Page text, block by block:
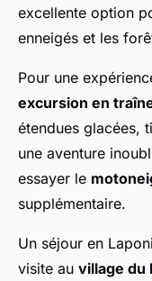
excellente option
enneigés et les
Pour une
excursion en
étendues glacées,
une aventure
essayer le
supplémentaire.
Un séjour en
visite au village du